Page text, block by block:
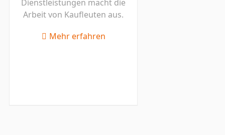
Dienstleistungen macht die
Arbeit von Kaufleuten aus.
Mehr erfahren